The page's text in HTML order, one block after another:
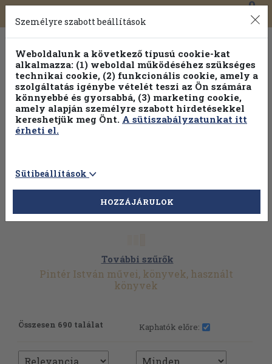
Toggle
navigation
0
További szűrők
Pintér István művei, könyvek, használt
könyvek
Összesen 690 találat Kaphatók előre:
Személyre szabott beállítások
Weboldalunk a következő típusú cookie-kat
alkalmazza: (1) weboldal működéséhez szükséges
technikai cookie, (2) funkcionális cookie, amely a
szolgáltatás igénybe vételét teszi az Ön számára
könnyebbé és gyorsabbá, (3) marketing cookie,
amely alapján személyre szabott hirdetésekkel
kereshetjük meg Önt. A sütiszabályzatunkat itt
érheti el.
Sütibeállítások
HOZZÁJÁRULOK